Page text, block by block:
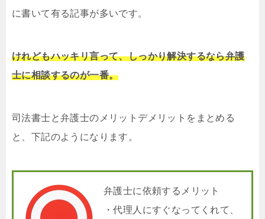
に書いて有る記事が多いです。
けれどもハッキリ言って、しっかり解決するなら弁護
士に相談するのが一番。
司法書士と弁護士のメリットデメリットをまとめる
と、下記のようになります。
弁護士に依頼するメリット
・代理人にすぐなってくれて、